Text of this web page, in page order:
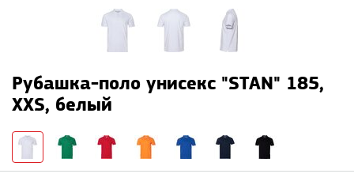
Рубашка-поло унисекс "STAN" 185,
XXS, белый